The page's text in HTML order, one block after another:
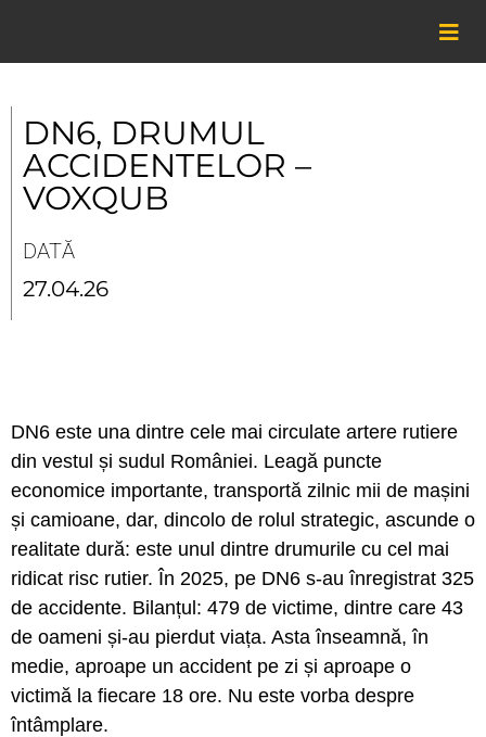
content
DN6, DRUMUL
ACCIDENTELOR –
VOXQUB
DATĂ
27.04.26
DN6 este una dintre cele mai circulate artere rutiere
din vestul și sudul României. Leagă puncte
economice importante, transportă zilnic mii de mașini
și camioane, dar, dincolo de rolul strategic, ascunde o
realitate dură: este unul dintre drumurile cu cel mai
ridicat risc rutier. În 2025, pe DN6 s-au înregistrat 325
de accidente. Bilanțul: 479 de victime, dintre care 43
de oameni și-au pierdut viața. Asta înseamnă, în
medie, aproape un accident pe zi și aproape o
victimă la fiecare 18 ore. Nu este vorba despre
întâmplare.